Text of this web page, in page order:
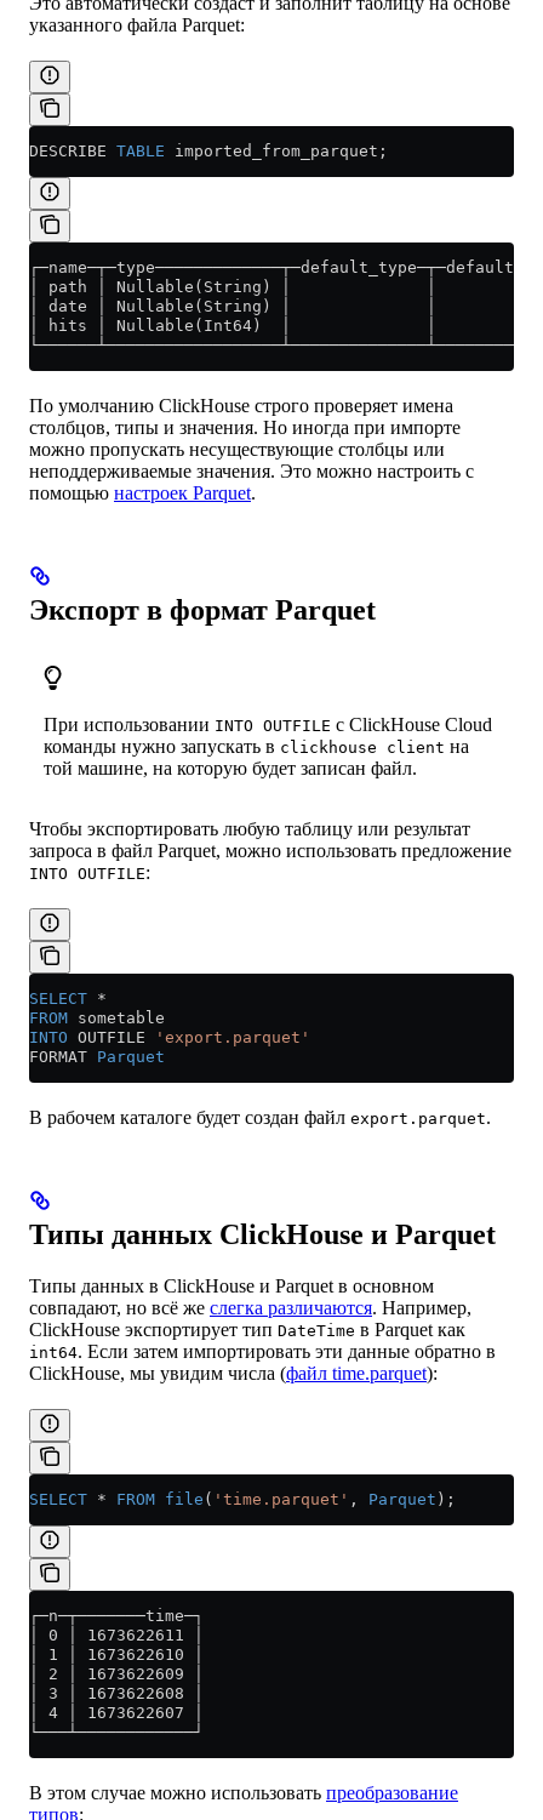
указанного файла Parquet:
DESCRIBE TABLE imported_from_parquet;
│ path │ Nullable(String) │              │
│ date │ Nullable(String) │              │
│ hits │ Nullable(Int64)  │              │
По умолчанию ClickHouse строго проверяет имена
столбцов, типы и значения. Но иногда при импорте
можно пропускать несуществующие столбцы или
неподдерживаемые значения. Это можно настроить с
помощью настроек Parquet.
Экспорт в формат Parquet
При использовании INTO OUTFILE с ClickHouse Cloud
команды нужно запускать в clickhouse client на
той машине, на которую будет записан файл.
Чтобы экспортировать любую таблицу или результат
запроса в файл Parquet, можно использовать предложение
INTO OUTFILE:
SELECT *
FROM sometable
INTO OUTFILE
'export.parquet'
FORMAT Parquet
В рабочем каталоге будет создан файл export.parquet.
Типы данных ClickHouse и Parquet
Типы данных в ClickHouse и Parquet в основном
совпадают, но всё же слегка различаются. Например,
ClickHouse экспортирует тип DateTime в Parquet как
int64. Если затем импортировать эти данные обратно в
ClickHouse, мы увидим числа (файл time.parquet):
SELECT * FROM file ( 'time.parquet' , Parquet );
┌─n─┬───────time─┐
│ 0 │ 1673622611 │
│ 1 │ 1673622610 │
│ 2 │ 1673622609 │
│ 3 │ 1673622608 │
│ 4 │ 1673622607 │
└───┴────────────┘
В этом случае можно использовать преобразование
типов: